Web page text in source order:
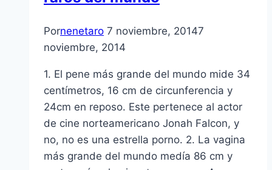
Pornenetaro 7 noviembre, 20147
noviembre, 2014
1. El pene más grande del mundo mide 34
centímetros, 16 cm de circunferencia y
24cm en reposo. Este pertenece al actor
de cine norteamericano Jonah Falcon, y
no, no es una estrella porno. 2. La vagina
más grande del mundo medía 86 cm y